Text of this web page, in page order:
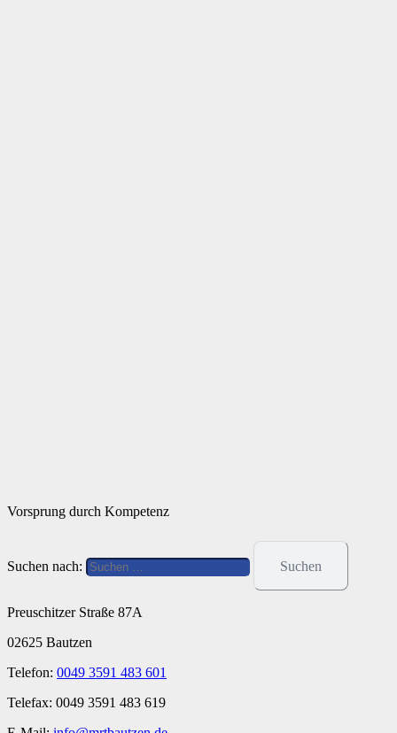
Vorsprung durch Kompetenz
Suchen nach:
Preuschitzer Straße 87A
02625 Bautzen
Telefon: 0049 3591 483 601
Telefax: 0049 3591 483 619